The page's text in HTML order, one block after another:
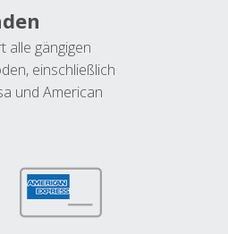
alle gängigen
einschließlich
und American